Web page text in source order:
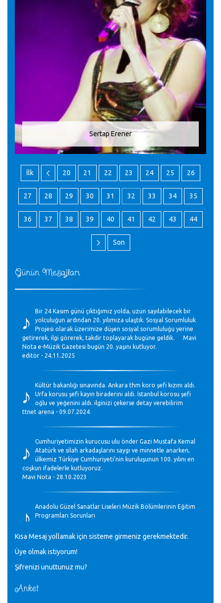
Günün Mesajları
♪
Bir 24 Kasım günü çıktığımız yolda, uzun sayılabilecek bir
yolculuğun ardından 20. yılımıza ulaştık. Sosyal Sorumluluk
Projesi olarak üzerimize düşen sosyal sorumluluğu yerine
getirerek, ilgi görerek, takdir toplayarak bugüne geldik. Mavi
Nota e-Müzik Gazetesi bugün 20. yaşını kutluyor.
editör - 24.11.2025
♪
Kültür bakanlığı sınavında. Ankara thm koro şefi kızını aldı.
Urfa korusu şefi kayın biraderini aldı. İstanbul korosu şefi
oğlu ve yeğenini aldı. ilginizi çekerse detay verebilirim
ttnet arena - 09.07.2024
♪
Cumhuriyetimizin kurucusu ulu önder Gazi Mustafa Kemal
Atatürk ve silah arkadaşlarını saygı ve minnetle anarken,
ülkemiz Türkiye Cumhuriyeti’nin kuruluşunun 100. yılını en
coşkun ifadelerle kutluyoruz.
Mavi Nota - 28.10.2023
♪
Anadolu Güzel Sanatlar Liseleri Müzik Bölümlerinin Eğitim
Programları Sorunları
♪
GEÇMİŞ OLSUN TÜRKİYE!
Mavi Nota - 07.02.2023
30 yıl sonra karşılaşmak çok güzel Kurtuluş, teveccüh
Kısa Mesaj yollamak için sisteme girmeniz gerekmektedir.
Üye olmak istiyorum!
Şifrenizi unuttunuz mu?
Anket
Sertap Erener
İlk 20 21 22 23 24 25 26
27 28 29 30 31 32 33 34 35
36 37 38 39 40 41 42 43 44
Son